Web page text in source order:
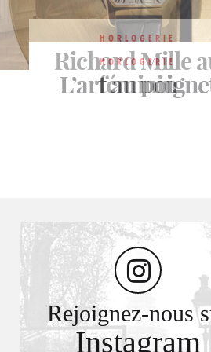
HORLOGERIE
Richard Mille
féminin
HORLOGERIE
L’art au
HORLOGERIE
Finesse et
formats
Rejoignez-nous
Instagram